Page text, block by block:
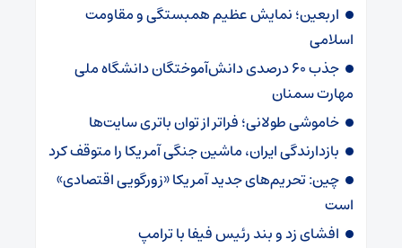
اربعین؛ نمایش عظیم همبستگی و مقاومت
اسلامی
جذب ۶۰ درصدی دانش‌آموختگان دانشگاه ملی
مهارت سمنان
خاموشی طولانی؛ فراتر از توان باتری سایت‌ها
بازدارندگی ایران، ماشین جنگی آمریکا را متوقف کرد
چین: تحریم‌های جدید آمریکا «زورگویی اقتصادی»
است
افشای زد و بند رئیس فیفا با ترامپ